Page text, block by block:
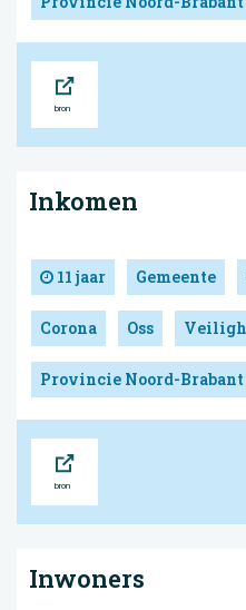
Inkomen
11 jaar Gemeente
Corona Oss
Provincie Noord-Brabant
Inwoners